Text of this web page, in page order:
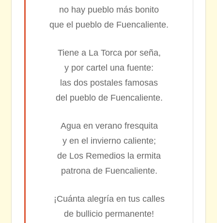
no hay pueblo más bonito
que el pueblo de Fuencaliente.
Tiene a La Torca por seña,
y por cartel una fuente:
las dos postales famosas
del pueblo de Fuencaliente.
Agua en verano fresquita
y en el invierno caliente;
de Los Remedios la ermita
patrona de Fuencaliente.
¡Cuánta alegría en tus calles
de bullicio permanente!